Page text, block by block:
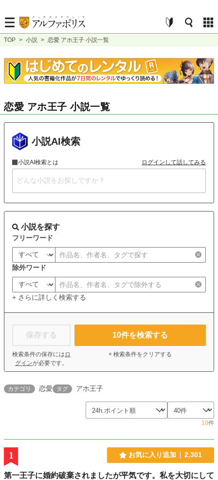
TOP > 小説 > 恋愛 アホ王子 小説一覧
恋愛 アホ王子 小説一覧
小説AI検索
小説AI検索とは ログインして話してみる
小説を探す
フリーワード
除外ワード
+ さらに詳しく検索する
保存する
検索条件の保存には ロ
グインが必要です。
10件を検索する
× 検索条件をクリアする
カテゴリ 恋愛 タグ アホ王子
10件
1 お気に入り追加 2,301
第一王子に婚約破棄されましたが平気です。私を大切にして